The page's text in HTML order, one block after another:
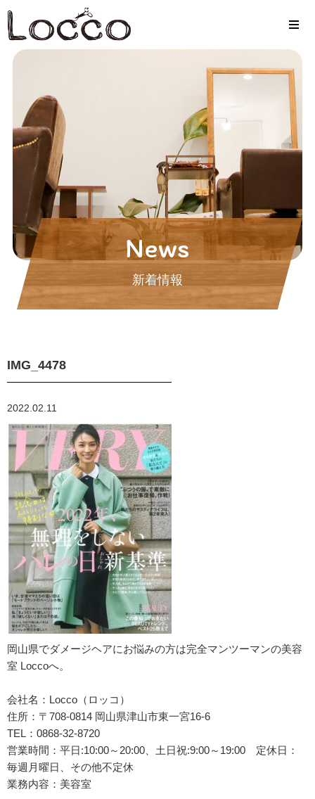
News
新着情報
IMG_4478
2022.02.11
岡山県でダメージヘアにお悩みの方は完全マンツーマンの美容
室 Loccoへ。
会社名：Locco（ロッコ）
住所：〒708-0814 岡山県津山市東一宮16-6
TEL：0868-32-8720
営業時間：平日:10:00～20:00、土日祝:9:00～19:00 定休日：
毎週月曜日、その他不定休
業務内容：美容室